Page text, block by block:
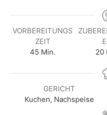
VORBEREITUNGS
ZEIT
45 M
n
e
Min.
20
n
GERICHT
Kuchen, Nachspeise